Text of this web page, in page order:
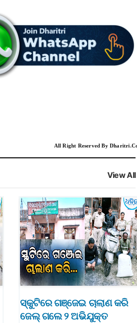
All Right Reserved By
View All
ସ୍କୁଟିରେ ଗଞ୍ଜେଇ ଚାଲାଣ କରି
ଜେଲ୍‌ ଗଲେ ୨ ଅଭିଯୁକ୍ତ